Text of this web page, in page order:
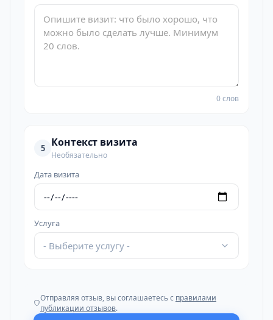
0 слов
5 Контекст визита
Необязательно
Дата визита
Услуга
- Выберите услугу -
Отправляя отзыв, вы соглашаетесь с правилами
публикации отзывов.